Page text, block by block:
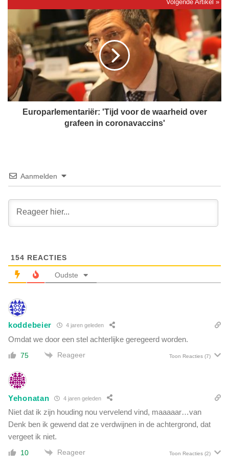
e
i
n
g
h
a
i
t
e
t
j
K
u
k
e
n
o
r
d
u
r
o
p
l
e
ë
o
r
d
e
w
a
h
d
o
v
r
Europarlementariër: 'Tijd voor de waarheid over
grafeen in coronavaccins'
Aanmelden
154 REACTIES
Oudste
koddebeier 4 jaren geleden
Omdat we door een stel achterlijke geregeerd worden.
75 Reageer Toon Reacties (7)
Yehonatan 4 jaren geleden
Niet dat ik zijn houding nou vervelend vind, maaaaar…van
Denk ben ik gewend dat ze verdwijnen in de achtergrond, dat
vergeet ik niet.
10 Reageer Toon Reacties (2)